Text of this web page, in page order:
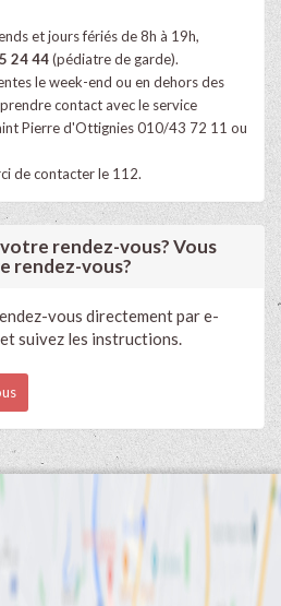
et jours fériés de 8h à 19h,
24 44(pédiatre de garde).
le week-end ou en dehors des
contact avec le service
Pierre d'Ottignies 010/43 72 11 ou
de contacter le 112.
rendez-vous? Vous
rendez-vous?
vous directement par e-
suivez les instructions.